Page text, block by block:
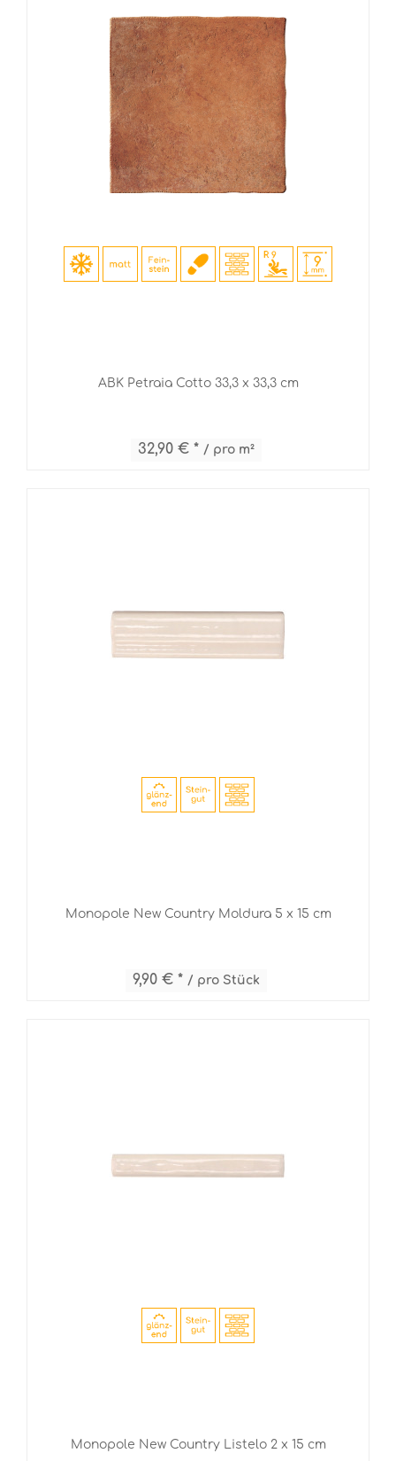
ABK Petraia Cotto 33,3 x 33,3 cm
32,90 € * / pro m²
Monopole New Country Moldura 5 x 15 cm
9,90 € * / pro Stück
Monopole New Country Listelo 2 x 15 cm